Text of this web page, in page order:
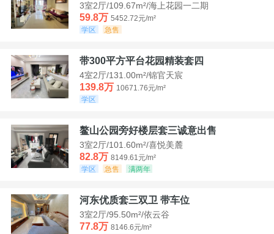
3室2厅/109.67m²/海上花园一二期
59.8万 5452.72元/m²
学区
急售
带300平方平台花园精装套四
4室2厅/131.00m²/锦官天宸
139.8万 10671.76元/m²
学区
鳌山公园旁好楼层套三诚意出售
3室2厅/101.60m²/喜悦美麓
82.8万 8149.61元/m²
学区
急售 满两年
河东优质套三双卫 带车位
3室2厅/95.50m²/依云谷
77.8万 8146.6元/m²